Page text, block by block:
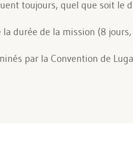
toujours, quel que soit le
durée de la mission (8
par la Convention de